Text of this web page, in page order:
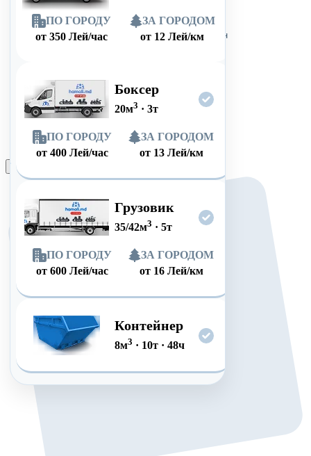
ПО ГОРОДУ
от 350 Лей/час
ЗА ГОРОДОМ
от 12 Лей/км
Боксер
20м3 · 3т
ПО ГОРОДУ
от 400 Лей/час
ЗА ГОРОДОМ
от 13 Лей/км
Грузовик
35/42м3 · 5т
ПО ГОРОДУ
от 600 Лей/час
ЗА ГОРОДОМ
от 16 Лей/км
Контейнер
8м3 · 10т· 48ч
Оформить заказ